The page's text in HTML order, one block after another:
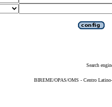
Search
BIREME/OPAS/OMS - Centro Latino-